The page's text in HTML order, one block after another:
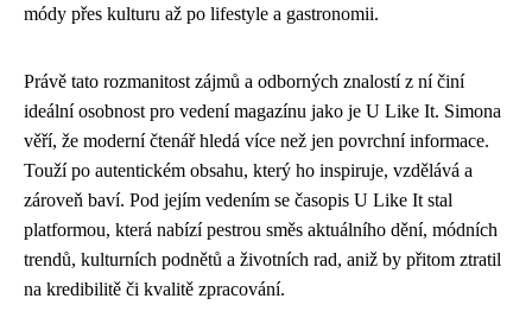
módy přes kulturu až po lifestyle a gastronomii.
Právě tato rozmanitost zájmů a odborných znalostí z ní činí
ideální osobnost pro vedení magazínu jako je U Like It. Simona
věří, že moderní čtenář hledá více než jen povrchní informace.
Touží po autentickém obsahu, který ho inspiruje, vzdělává a
zároveň baví. Pod jejím vedením se časopis U Like It stal
platformou, která nabízí pestrou směs aktuálního dění, módních
trendů, kulturních podnětů a životních rad, aniž by přitom ztratil
na kredibilitě či kvalitě zpracování.